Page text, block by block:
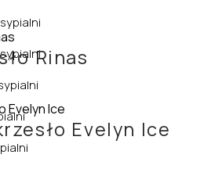
Rinas
Evelyn Ice